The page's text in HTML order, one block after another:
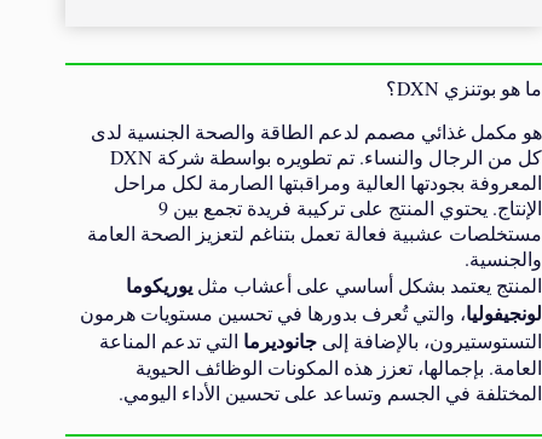
ما هو بوتنزي DXN؟
هو مكمل غذائي مصمم لدعم الطاقة والصحة الجنسية لدى
كل من الرجال والنساء. تم تطويره بواسطة شركة DXN
المعروفة بجودتها العالية ومراقبتها الصارمة لكل مراحل
الإنتاج. يحتوي المنتج على تركيبة فريدة تجمع بين 9
مستخلصات عشبية فعالة تعمل بتناغم لتعزيز الصحة العامة
والجنسية.
المنتج يعتمد بشكل أساسي على أعشاب مثل يوريكوما
لونجيفوليا، والتي تُعرف بدورها في تحسين مستويات هرمون
التستوستيرون، بالإضافة إلى جانوديرما التي تدعم المناعة
العامة. بإجمالها، تعزز هذه المكونات الوظائف الحيوية
المختلفة في الجسم وتساعد على تحسين الأداء اليومي.